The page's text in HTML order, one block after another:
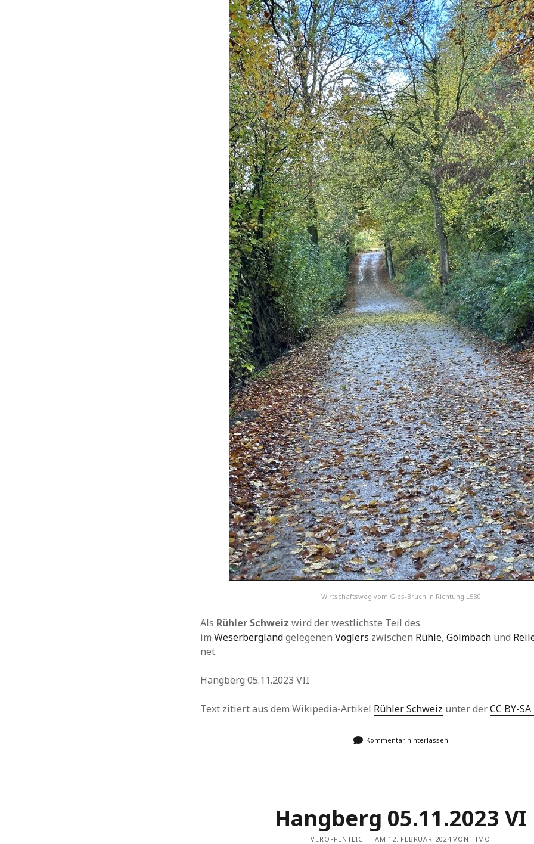
Wirtschaftsweg vom Gips-Bruch in Richtung L580
Als Rühler Schweiz wird der westlichste Teil des
imWeserberglandgelegenenVoglers zwischen Rühle,Golmbach und
net.
Hangberg 05.11.2023 VII
Text zitiert aus dem Wikipedia-Artikel Rühler Schweiz unter derCC BY-SA
Kommentar hinterlassen
Hangberg 05.11.2023 VI
VERÖFFENTLICHT AM 12. FEBRUAR 2024 VON TIMO